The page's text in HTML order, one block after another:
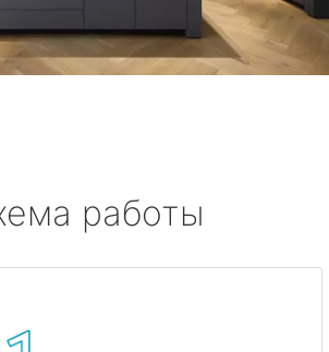
работы